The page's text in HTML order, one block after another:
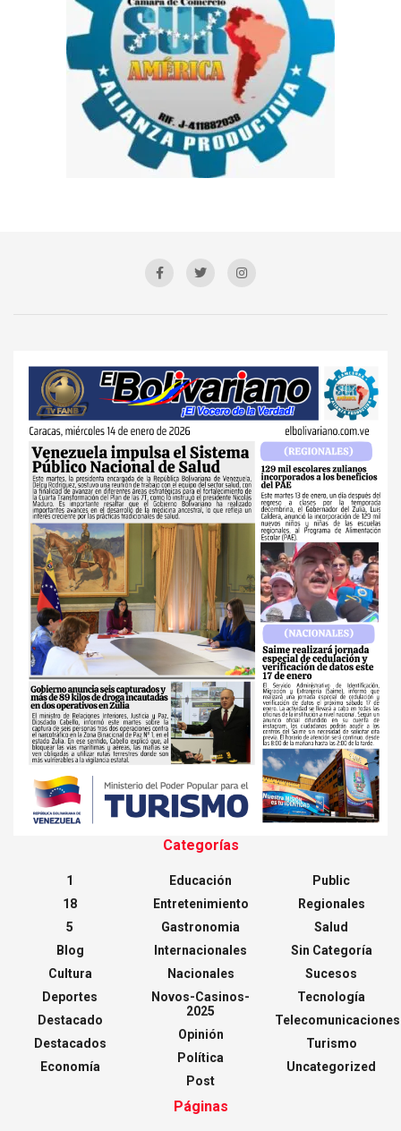
Categorías
1
18
5
Blog
Cultura
Deportes
Destacado
Destacados
Economía
Educación
Entretenimiento
Gastronomia
Internacionales
Nacionales
Novos-Casinos-
2025
Opinión
Política
Post
Public
Regionales
Salud
Sin Categoría
Sucesos
Tecnología
Telecomunicaciones
Turismo
Uncategorized
Páginas